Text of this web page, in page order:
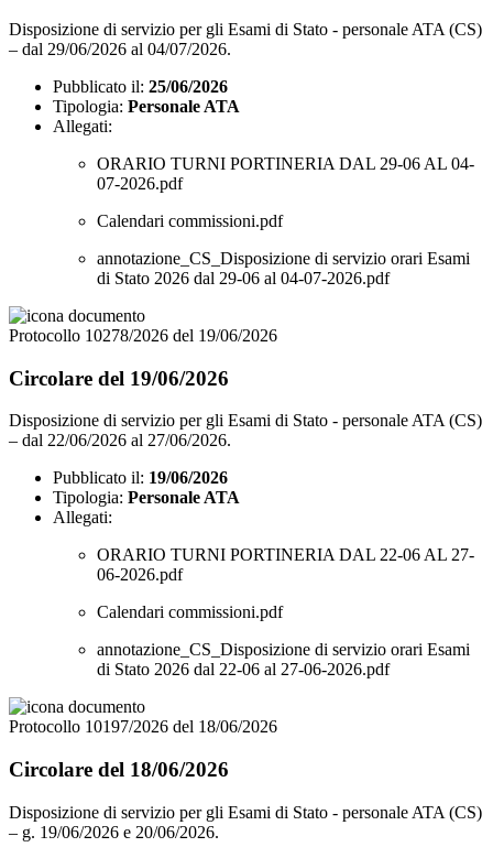
Disposizione di servizio per gli Esami di Stato - personale ATA (CS)
– dal 29/06/2026 al 04/07/2026.
Pubblicato il: 25/06/2026
Tipologia: Personale ATA
Allegati:
ORARIO TURNI PORTINERIA DAL 29-06 AL 04-
07-2026.pdf
Calendari commissioni.pdf
annotazione_CS_Disposizione di servizio orari Esami
di Stato 2026 dal 29-06 al 04-07-2026.pdf
Protocollo 10278/2026 del 19/06/2026
Circolare del 19/06/2026
Disposizione di servizio per gli Esami di Stato - personale ATA (CS)
– dal 22/06/2026 al 27/06/2026.
Pubblicato il: 19/06/2026
Tipologia: Personale ATA
Allegati:
ORARIO TURNI PORTINERIA DAL 22-06 AL 27-
06-2026.pdf
Calendari commissioni.pdf
annotazione_CS_Disposizione di servizio orari Esami
di Stato 2026 dal 22-06 al 27-06-2026.pdf
Protocollo 10197/2026 del 18/06/2026
Circolare del 18/06/2026
Disposizione di servizio per gli Esami di Stato - personale ATA (CS)
– g. 19/06/2026 e 20/06/2026.